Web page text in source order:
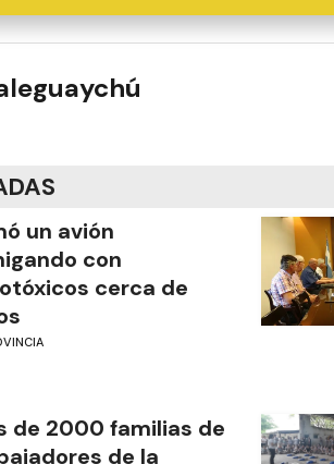
un avión
con
cerca de
de 2000 familias de
de la